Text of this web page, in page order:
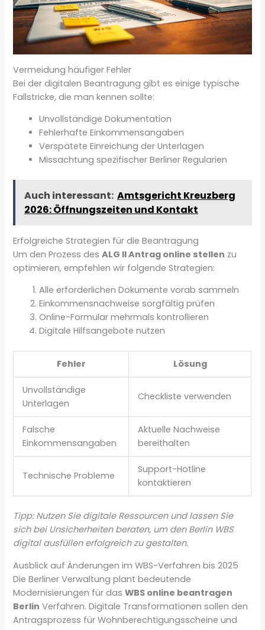
Vermeidung häufiger Fehler
Bei der digitalen Beantragung gibt es einige typische
Fallstricke, die man kennen sollte:
Unvollständige Dokumentation
Fehlerhafte Einkommensangaben
Verspätete Einreichung der Unterlagen
Missachtung spezifischer Berliner Regularien
Auch interessant: Amtsgericht Kreuzberg
2026: Öffnungszeiten und Kontakt
Erfolgreiche Strategien für die Beantragung
Um den Prozess desALG II Antrag online stellen zu
optimieren, empfehlen wir folgende Strategien:
Alle erforderlichen Dokumente vorab sammeln
Einkommensnachweise sorgfältig prüfen
Online-Formular mehrmals kontrollieren
Digitale Hilfsangebote nutzen
Fehler Lösung
Unvollständige
Unterlagen
Checkliste verwenden
Falsche
Einkommensangaben
Aktuelle Nachweise
bereithalten
Technische Probleme
Support-Hotline
kontaktieren
Tipp: Nutzen Sie digitale Ressourcen und lassen Sie
sich bei Unsicherheiten beraten, um den Berlin WBS
digital ausfüllen erfolgreich zu gestalten.
Ausblick auf Änderungen im WBS-Verfahren bis 2025
Die Berliner Verwaltung plant bedeutende
Modernisierungen für dasWBS online beantragen
Berlin Verfahren. Digitale Transformationen sollen den
Antragsprozess für Wohnberechtigungsscheine und